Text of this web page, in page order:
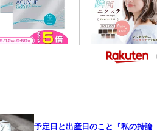
予定日と出産日のこと『私の持論